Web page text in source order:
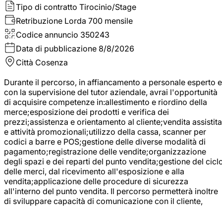
Tipo di contratto Tirocinio/Stage
Retribuzione Lorda 700 mensile
Codice annuncio 350243
Data di pubblicazione 8/8/2026
Città Cosenza
Durante il percorso, in affiancamento a personale esperto e
con la supervisione del tutor aziendale, avrai l'opportunità
di acquisire competenze in:allestimento e riordino della
merce;esposizione dei prodotti e verifica dei
prezzi;assistenza e orientamento al cliente;vendita assistita
e attività promozionali;utilizzo della cassa, scanner per
codici a barre e POS;gestione delle diverse modalità di
pagamento;registrazione delle vendite;organizzazione
degli spazi e dei reparti del punto vendita;gestione del
delle merci, dal ricevimento all'esposizione e alla
vendita;applicazione delle procedure di sicurezza
all'interno del punto vendita. Il percorso permetterà inoltre
di sviluppare capacità di comunicazione con il cliente,